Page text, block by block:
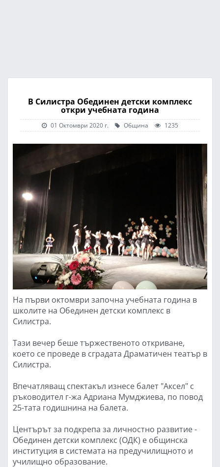
В Силистра Обединен детски комплекс
откри учебната година
01 Октомври 2020 г. Община 1235
На първи октомври започна учебната година в
школите на Обединен детски комплекс в
Силистра.
Тази вечер беше тържественото откриване,
което се проведе в сградата Драматичен театър в
Силистра.
Впечатляващ спектакъл изнесе балет "Аксел" с
ръководител г-жа Адриана Мумджиева, по повод
25-тата годишнина на балета.
Центърът за подкрепа за личностно развитие -
Обединен детски комплекс (ОДК) е общинска
институция в системата на предучилищното и
училищно образование.